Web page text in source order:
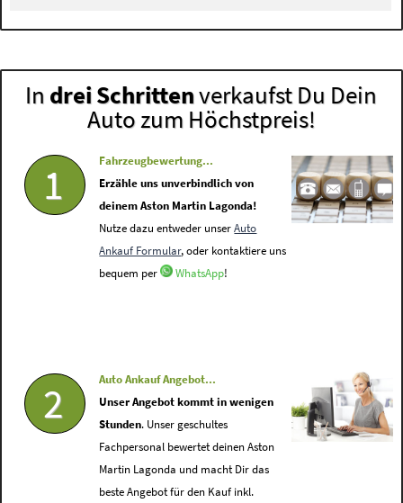
In drei Schrittenverkaufst Du Dein
Auto zum Höchstpreis!
1
Fahrzeugbewertung...
Erzähle uns unverbindlich von
deinem Aston Martin Lagonda!
Nutze dazu entweder unserAuto
Ankauf Formular, oder kontaktiere uns
bequem per
WhatsApp!
2
Auto Ankauf Angebot...
Unser Angebot kommt in wenigen
Stunden. Unser geschultes
Fachpersonal bewertet deinen Aston
Martin Lagonda und macht Dir das
beste Angebot für den Kauf inkl.